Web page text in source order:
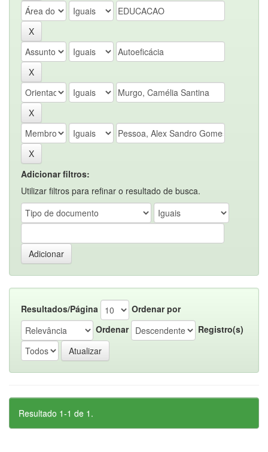
Adicionar filtros:
Utilizar filtros para refinar o resultado de busca.
Resultados/Página
Ordenar por
Ordenar
Registro(s)
Resultado 1-1 de 1.